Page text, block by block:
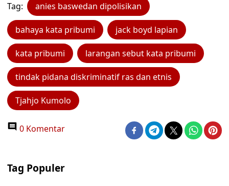
Tag: anies baswedan dipolisikan
bahaya kata pribumi jack boyd lapian
kata pribumi larangan sebut kata pribumi
tindak pidana diskriminatif ras dan etnis
Tjahjo Kumolo
0 Komentar
Tag Populer